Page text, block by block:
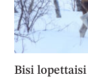
Bisi